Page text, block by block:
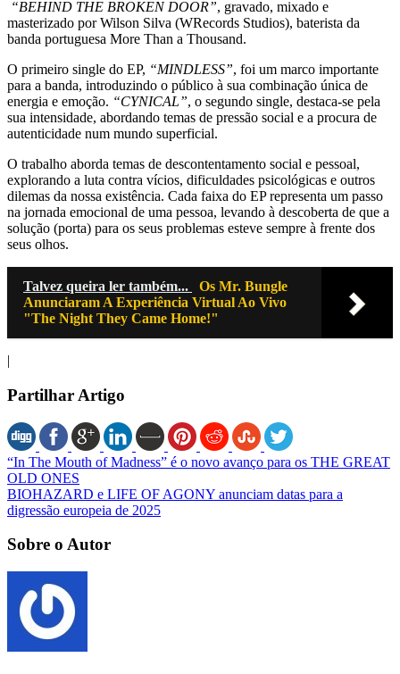
“BEHIND THE BROKEN DOOR”, gravado, mixado e
masterizado por Wilson Silva (WRecords Studios), baterista da
banda portuguesa More Than a Thousand.
O primeiro single do EP, “MINDLESS”, foi um marco importante
para a banda, introduzindo o público à sua combinação única de
energia e emoção. “CYNICAL”, o segundo single, destaca-se pela
sua intensidade, abordando temas de pressão social e a procura de
autenticidade num mundo superficial.
O trabalho aborda temas de descontentamento social e pessoal,
explorando a luta contra vícios, dificuldades psicológicas e outros
dilemas da nossa existência. Cada faixa do EP representa um passo
na jornada emocional de uma pessoa, levando à descoberta de que a
solução (porta) para os seus problemas esteve sempre à frente dos
seus olhos.
Talvez queira ler também...
Os Mr. Bungle
Anunciaram A Experiência Virtual Ao Vivo
"The Night They Came Home!"
|
Partilhar Artigo
“In The Mouth of Madness” é o novo avanço para os THE GREAT
OLD ONES
BIOHAZARD e LIFE OF AGONY anunciam datas para a
digressão europeia de 2025
Sobre o Autor